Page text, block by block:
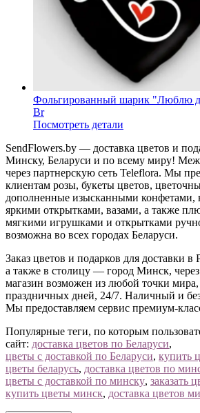
Фольгированный шарик "Люблю
Br
Посмотреть детали
SendFlowers.by — доставка цветов и
Минску, Беларуси и по всему миру!
через партнерскую сеть Teleflora. Мы
клиентам розы, букеты цветов,
дополненные изысканными
яркими открытками, вазами, а также
мягкими игрушками и открытками
возможна во всех городах Беларуси.
Заказ цветов и подарков для доставки в
а также в столицу — город Минск,
магазин возможен из любой точки
праздничных дней, 24/7. Наличный и
Мы предоставляем сервис премиум-
Популярные теги, по которым
сайт: доставка цветов по Беларуси,
цветы с доставкой по Беларуси, купить
цветы беларусь, доставка цветов по
цветы с доставкой по минску, заказать
купить цветы минск, доставка цветов